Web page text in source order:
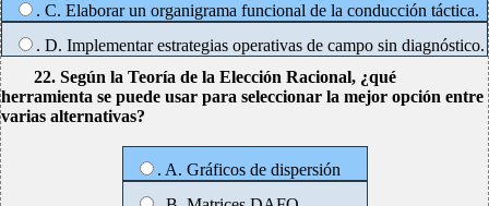
. C. Elaborar un organigrama funcional de la conducción táctica.
. D. Implementar estrategias operativas de campo sin diagnóstico.
22. Según la Teoría de la Elección Racional, ¿qué
herramienta se puede usar para seleccionar la mejor opción entre
varias alternativas?
. A. Gráficos de dispersión